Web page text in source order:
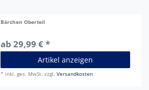
Bärchen Oberteil
ab 29,99 € *
Artikel anzeigen
* inkl. ges. MwSt. zzgl.Versandkosten